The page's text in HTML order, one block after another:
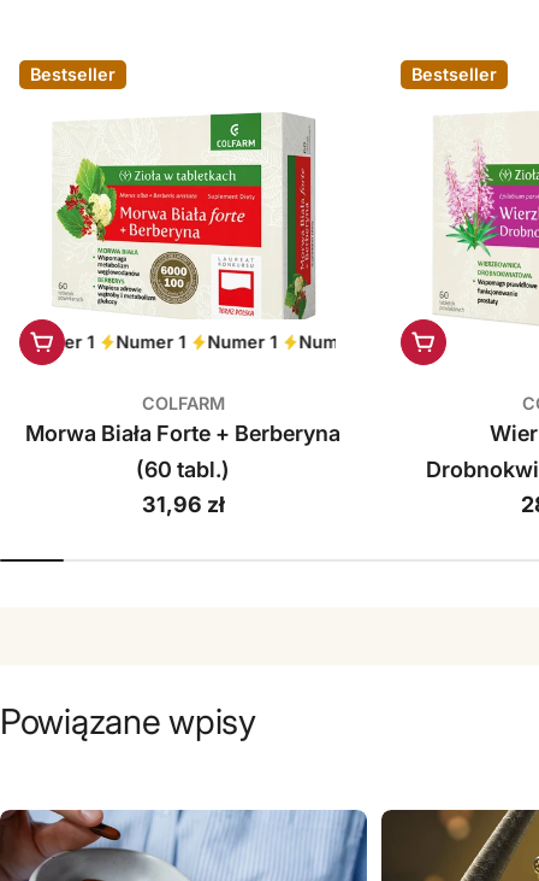
Bestseller
Numer 1 Numer 1 Numer 1 Numer 1 Numer 1
Dodaj do koszyka
COLFARM
Morwa Biała Forte + Berberyna
(60 tabl.)
Cena
31,96 zł
Bestseller
Dodaj do
Powiązane wpisy